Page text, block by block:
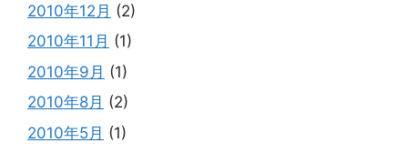
2010年12月 (2)
2010年11月 (1)
2010年9月 (1)
2010年8月 (2)
2010年5月 (1)